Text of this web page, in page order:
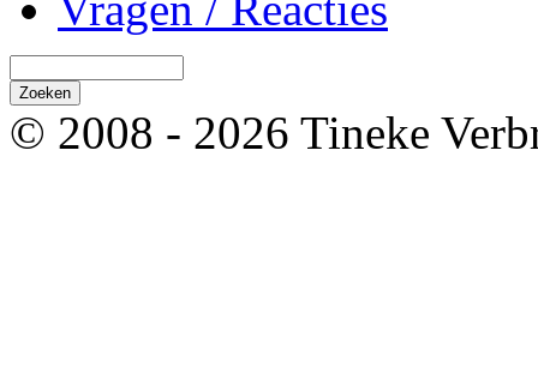
© 2008 - 2026 Tineke